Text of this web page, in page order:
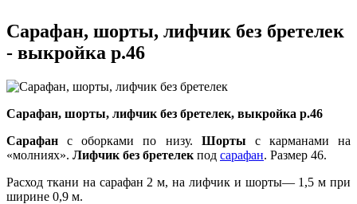
Сарафан, шорты, лифчик без бретелек
- выкройка р.46
Сарафан, шорты, лифчик без бретелек, выкройка р.46
Сарафан с оборками по низу. Шорты с карманами на
«молниях». Лифчик без бретелек под сарафан. Размер 46.
Расход ткани на сарафан 2 м, на лифчик и шорты— 1,5 м при
ширине 0,9 м.